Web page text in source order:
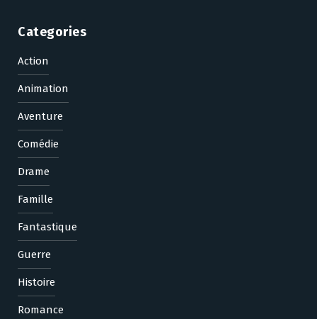
Categories
Action
Animation
Aventure
Comédie
Drame
Famille
Fantastique
Guerre
Histoire
Romance